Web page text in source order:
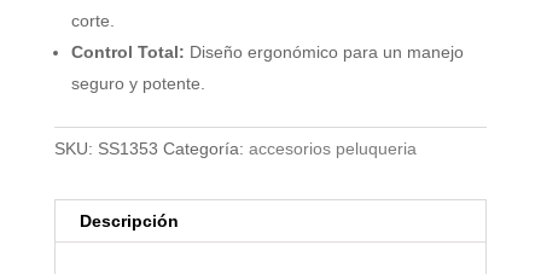
corte.
Control Total: Diseño ergonómico para un manejo
seguro y potente.
SKU: SS1353 Categoría: accesorios peluqueria
Descripción